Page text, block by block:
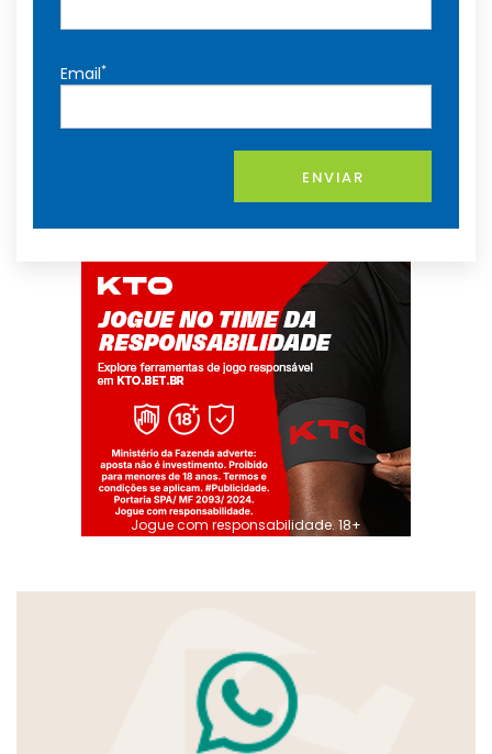
Email*
ENVIAR
Jogue com responsabilidade. 18+